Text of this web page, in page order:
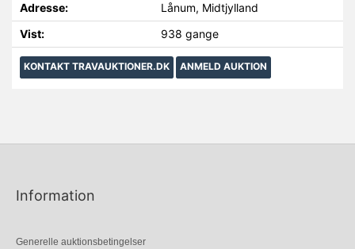
Adresse:
Lånum, Midtjylland
Vist:
938 gange
KONTAKT TRAVAUKTIONER.DK ANMELD AUKTION
Information
Generelle auktionsbetingelser